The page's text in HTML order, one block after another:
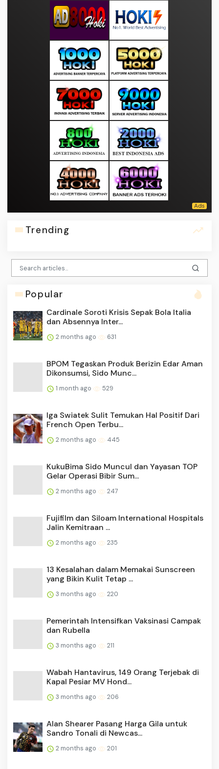
Trending
Popular
Cardinale Soroti Krisis Sepak Bola Italia
dan Absennya Inter...
2 months ago 631
BPOM Tegaskan Produk Berizin Edar Aman
Dikonsumsi, Sido Munc...
1 month ago 529
Iga Swiatek Sulit Temukan Hal Positif Dari
French Open Terbu...
2 months ago 445
KukuBima Sido Muncul dan Yayasan TOP
Gelar Operasi Bibir Sum...
2 months ago 247
Fujifilm dan Siloam International Hospitals
Jalin Kemitraan ...
2 months ago 235
13 Kesalahan dalam Memakai Sunscreen
yang Bikin Kulit Tetap ...
3 months ago 220
Pemerintah Intensifkan Vaksinasi Campak
dan Rubella
3 months ago 211
Wabah Hantavirus, 149 Orang Terjebak di
Kapal Pesiar MV Hond...
3 months ago 206
Alan Shearer Pasang Harga Gila untuk
Sandro Tonali di Newcas...
2 months ago 201